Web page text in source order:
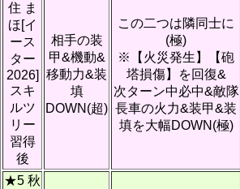
住 ま
ほ[イ
ース
ター
2026]
スキ
ルツ
リー
習得
後
相手の装
甲&機動&
移動力&装
填
DOWN(超)
この二つは隣同士に
(極)
※【火災発生】【砲
塔損傷】を回復&
次ターン中必中&敵隊
長車の火力&装甲&装
填を大幅DOWN(極)
★5 秋